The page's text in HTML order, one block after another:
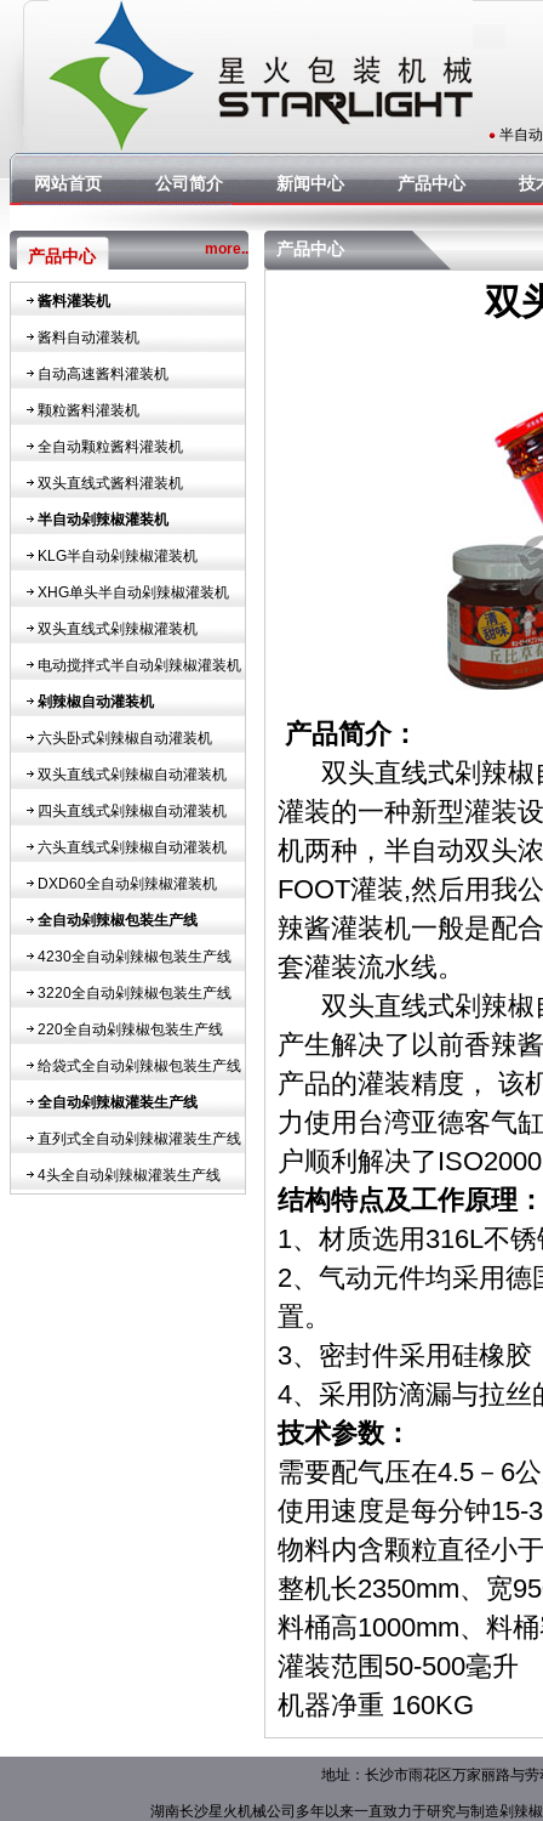
半自
网站首页 公司简介 新闻中心 产品中心 技
产品中心 more..
酱料灌装机
酱料自动灌装机
自动高速酱料灌装机
颗粒酱料灌装机
全自动颗粒酱料灌装机
双头直线式酱料灌装机
半自动剁辣椒灌装机
KLG半自动剁辣椒灌装机
XHG单头半自动剁辣椒灌装机
双头直线式剁辣椒灌装机
电动搅拌式半自动剁辣椒灌装机
剁辣椒自动灌装机
六头卧式剁辣椒自动灌装机
双头直线式剁辣椒自动灌装机
四头直线式剁辣椒自动灌装机
六头直线式剁辣椒自动灌装机
DXD60全自动剁辣椒灌装机
全自动剁辣椒包装生产线
4230全自动剁辣椒包装生产线
3220全自动剁辣椒包装生产线
220全自动剁辣椒包装生产线
给袋式全自动剁辣椒包装生产线
全自动剁辣椒灌装生产线
直列式全自动剁辣椒灌装生产线
4头全自动剁辣椒灌装生产线
产品中心
双
产品简介：
双头直线式剁辣椒
灌装的一种新型灌装
机两种，半自动双头
FOOT灌装,然后用我
辣酱灌装机一般是配
套灌装流水线。
双头直线式剁辣椒
产生解决了以前香辣
产品的灌装精度， 该
力使用台湾亚德客气
户顺利解决了
结构特点及工作原理：
1、材质选用316L不
2、气动元件均采用
置。
3、密封件采用硅橡
4、采用防滴漏与拉
技术参数：
需要配气压在4.5－6
使用速度是每分钟15-
物料内含颗粒直径小
整机长2350mm、宽
料桶高1000mm、料
灌装范围50-500毫升
机器净重 160KG
地址：长沙市雨花区万家丽路
湖南长沙星火机械公司多年以来一直致力于研究与制造剁辣